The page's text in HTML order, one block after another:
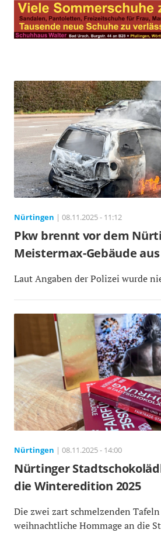
Nürtingen | 08.11.2025 - 11:12
Pkw brennt vor dem
Meistermax-Gebäude aus
Laut Angaben der Polizei wurde
Nürtingen | 08.11.2025 - 14:00
Nürtinger
die Winteredition 2025
Die zwei zart schmelzenden
weihnachtliche Hommage an die